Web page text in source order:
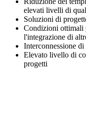
elevati livelli di
Soluzioni di
Condizioni ottimali
l'integrazione di
Interconnessione
Elevato livello di
progetti